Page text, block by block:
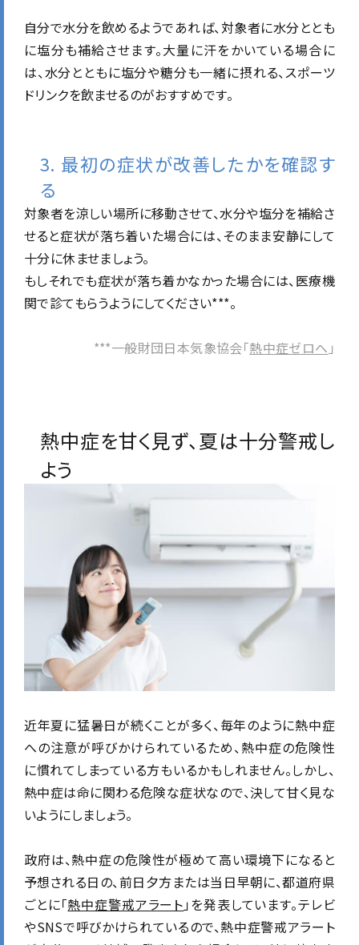
自分で水分を飲めるようであれば、対象者に水分ととも
に塩分も補給させます。大量に汗をかいている場合に
は、水分とともに塩分や糖分も一緒に摂れる、スポーツ
ドリンクを飲ませるのがおすすめです。
3. 最初の症状が改善したかを確認す
る
対象者を涼しい場所に移動させて、水分や塩分を補給さ
せると症状が落ち着いた場合には、そのまま安静にして
十分に休ませましょう。
もしそれでも症状が落ち着かなかった場合には、医療機
関で診てもらうようにしてください***。
***一般財団日本気象協会「熱中症ゼロへ 」
熱中症を甘く見ず、夏は十分警戒し
よう
近年夏に猛暑日が続くことが多く、毎年のように熱中症
への注意が呼びかけられているため、熱中症の危険性
に慣れてしまっている方もいるかもしれません。しかし、
熱中症は命に関わる危険な症状なので、決して甘く見な
いようにしましょう。
政府は、熱中症の危険性が極めて高い環境下になると
予想される日の、前日夕方または当日早朝に、都道府県
ごとに「熱中症警戒アラート 」を発表しています。テレビ
やSNSで呼びかけられているので、熱中症警戒アラート